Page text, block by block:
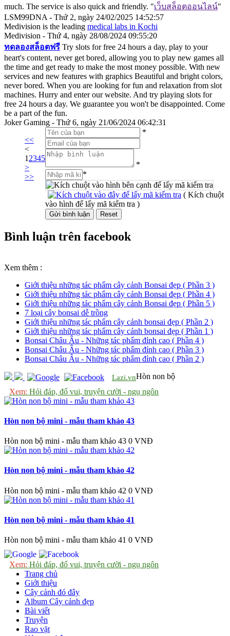
much. The service is also quick and friendly. "เว็บสล็อตออนไลน์"
LSM99DNA - Thứ 2, ngày 24/02/2025 14:52:57
Medivision is the leading medical labs in Kochi
Medivision - Thứ 4, ngày 28/08/2024 09:55:20
ทดลองสล็อตฟรี Try slots for free 24 hours a day, play to your
heart's content, never get bored, allowing you to play new games all
the time and get ready to make the most money possible. With new
services and new features with graphics Beautiful and bright colors,
never bored. When you are looking for fun and relaxation from slot
machines. Hurry and enter our website. And try playing slots for
free 24 hours a day. We guarantee you won't be disappointed. Come
be a part of the fun.
Joker Gaming - Thứ 6, ngày 21/06/2024 06:42:31
<<
<
1 2345
>
>>
*
*
*
( Kích chuột
vào hình để lấy mã kiểm tra )
Bình luận trên facebook
Xem thêm :
Giới thiệu những tác phẩm cây cảnh Bonsai đẹp ( Phần 3 )
Giới thiệu những tác phẩm cây cảnh Bonsai đẹp ( Phần 4 )
Giới thiệu những tác phẩm cây cảnh Bonsai đẹp ( Phần 5 )
7 loại cây bonsai dễ trồng
Giới thiệu những tác phẩm cây cảnh bonsai đẹp ( Phần 2 )
Giới thiệu những tác phẩm cây cảnh bonsai đẹp ( Phần 1 )
Bonsai Châu Âu - Những tác phẩm đỉnh cao ( Phần 4 )
Bonsai Châu Âu - Những tác phẩm đỉnh cao ( Phần 3 )
Bonsai Châu Âu - Những tác phẩm đỉnh cao ( Phần 2 )
Lazi.vn
Xem: Hỏi đáp, đố vui, truyện cười - ngụ ngôn
Hòn non bộ
Hòn non bộ mini - mẫu tham khảo 43
Hòn non bộ mini - mẫu tham khảo 43 0 VNĐ
Hòn non bộ mini - mẫu tham khảo 42
Hòn non bộ mini - mẫu tham khảo 42 0 VNĐ
Hòn non bộ mini - mẫu tham khảo 41
Hòn non bộ mini - mẫu tham khảo 41 0 VNĐ
Xem: Hỏi đáp, đố vui, truyện cười - ngụ ngôn
Trang chủ
Giới thiệu
Cây cảnh đó đây
Album Cây cảnh đẹp
Bài viết
Truyện
Rao vặt